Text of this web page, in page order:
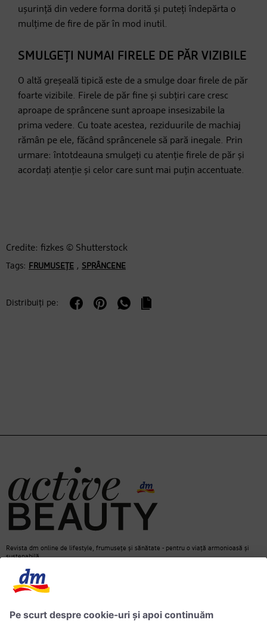
ușurință din vedere forma dorită și puteți îndepărta o
mulțime de fire de păr în mod inutil.
SMULGEȚI NUMAI FIRELE DE PĂR VIZIBILE
O altă greșeală tipică este de a smulge doar firele de păr
foarte vizibile. Firele de păr fine și subțiri care cresc
aproape de sprâncene sunt aproape insesizabile la
prima vedere. Cu toate acestea, reziduurile de machiaj
rămân pe ele, făcând sprâncenele să pară inegale. Prin
urmare: întotdeauna smulgeți cu atenție firele de păr și
acordați atenție și celor care sunt mai puțin accentuate.
Credite: fizkes © Shutterstock
Tags: FRUMUSEȚE , SPRÂNCENE
Distribuiți pe:
Revista dm online de lifestyle, frumusețe și sănătate - pentru o viață armonioasă și
sustenabilă.